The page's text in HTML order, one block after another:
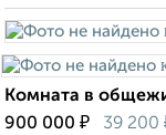
Комната в
900 000 ₽ 39 200